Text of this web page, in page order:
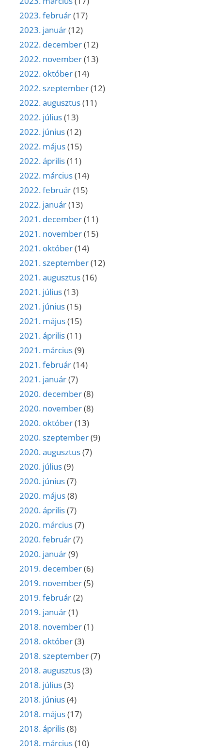
2023. február(17)
2023. január(12)
2022. december(12)
2022. november(13)
2022. október(14)
2022. szeptember(12)
2022. augusztus(11)
2022. július(13)
2022. június(12)
2022. május(15)
2022. április(11)
2022. március(14)
2022. február(15)
2022. január(13)
2021. december(11)
2021. november(15)
2021. október(14)
2021. szeptember(12)
2021. augusztus(16)
2021. július(13)
2021. június(15)
2021. május(15)
2021. április(11)
2021. március(9)
2021. február(14)
2021. január(7)
2020. december(8)
2020. november(8)
2020. október(13)
2020. szeptember(9)
2020. augusztus(7)
2020. július(9)
2020. június(7)
2020. május(8)
2020. április(7)
2020. március(7)
2020. február(7)
2020. január(9)
2019. december(6)
2019. november(5)
2019. február(2)
2019. január(1)
2018. november(1)
2018. október(3)
2018. szeptember(7)
2018. augusztus(3)
2018. július(3)
2018. június(4)
2018. május(17)
2018. április(8)
2018. március(10)